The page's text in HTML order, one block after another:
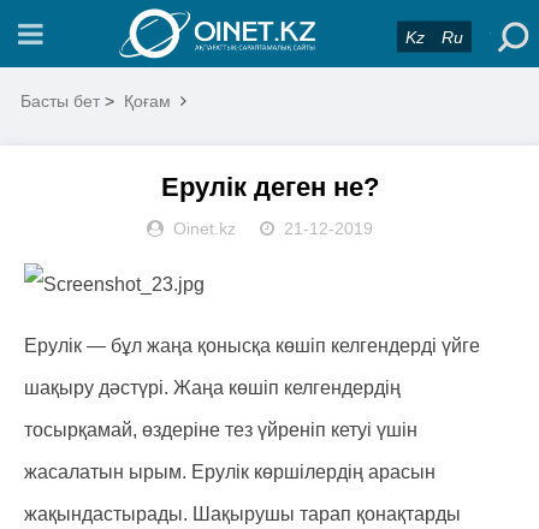
Kz Ru
Басты бет > Қоғам
Ерулік деген не?
Oinet.kz 21-12-2019
Ерулік — бұл жаңа қонысқа көшіп келгендерді үйге
шақыру дәстүрі. Жаңа көшіп келгендердің
тосырқамай, өздеріне тез үйреніп кетуі үшін
жасалатын ырым. Ерулік көршілердің арасын
жақындастырады. Шақырушы тарап қонақтарды